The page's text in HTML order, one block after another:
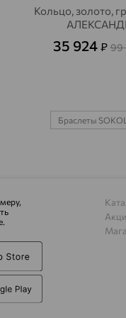
Кольцо, золото,
35 924 ₽ 99
Браслеты